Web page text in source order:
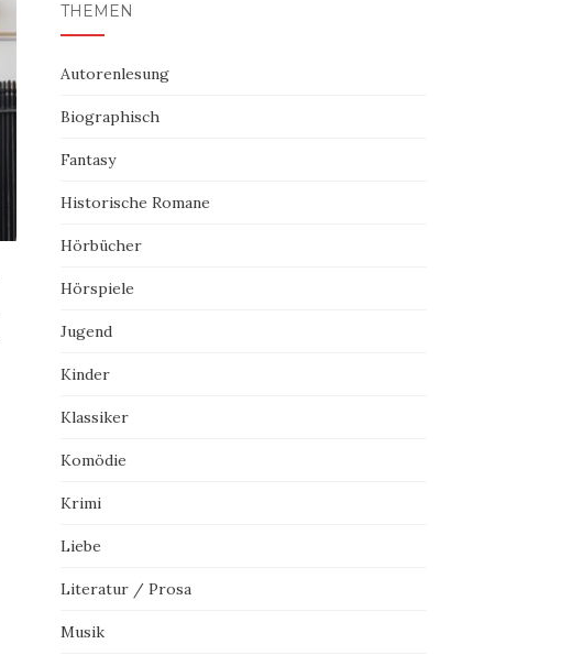
THEMEN
Autorenlesung
Biographisch
Fantasy
Historische Romane
Hörbücher
Hörspiele
Jugend
Kinder
Klassiker
Komödie
Krimi
Liebe
Literatur / Prosa
Musik